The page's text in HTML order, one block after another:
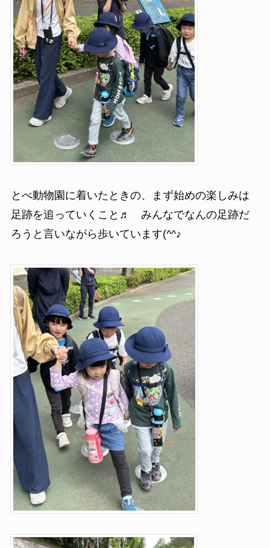
とべ動物園に着いたときの、まず始めの楽しみは
足跡を追っていくこと♬ みんなでなんの足跡だ
ろうと言いながら歩いています(^^♪